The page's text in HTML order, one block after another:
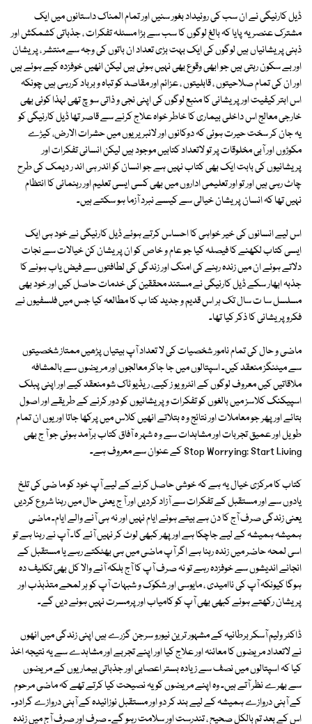
ڈیل کارنیگی نے ان سب کی روئیداد بغور سنیں اور تمام المناک داستانوں میں ایک
مشترک عنصر یہ پایا کہ بالغ لوگوں کا سب سے بڑا مسئلہ تفکرات ، جذباتی کشمکش اور
ذہنی پریشانیاں ہیں لوگوں کی ایک بہت بڑی تعداد ان باتوں کی وجہ سے منتشر ، پریشان
اور بے سکون رہتی ہیں جو ابھی وقوع بھی نہیں ہوئی ہیں لیکن انھیں خوفزدہ کیے ہوئے ہیں
اور ان کی تمام صلاحیتوں ، قابلیتوں ، عزائم اور مقاصد کو تباہ و برباد کررہی ہیں چونکہ
اس ابتر کیفیت اور پریشانی کا منبع لوگوں کی اپنی نجی و ذاتی سو چ تھی لہذا کوئی بھی
خارجی معالج اس داخلی بیماری کا خاطر خواہ علاج کرنے سے قاصر تھا ڈیل کارنیگی کو
یہ جان کر سخت حیرت ہوئی کہ دوکانوں اور لائبریریوں میں حشرات الارض، کیڑے
مکوڑوں اور آبی مخلوقات پر تو لاتعداد کتابیں موجود ہیں لیکن انسانی تفکرات اور
پریشانیوں کی بابت ایک بھی کتاب نہیں ہے جو انسان کو اندر ہی اند ر دیمک کی طرح
چاٹ رہی ہیں اور تو اور تعلیمی اداروں میں بھی کسی ایسی تعلیم اور رہنمائی کا انتظام
نہیں تھا کہ انسان پریشان خیالی سے کیسے نبرد آزما ہو سکتے ہیں۔
اس لیے انسانوں کی خیر خواہی کا احساس کرتے ہوئے ڈیل کارنیگی نے خود ہی ایک
ایسی کتاب لکھنے کا فیصلہ کیا جو عام و خاص کو ان پریشان کن خیالات سے نجات
دلاتے ہوئے ان میں زندہ رہنے کی امنگ اور زندگی کی لطافتوں سے فیض یاب ہونے کا
جذبہ ابھار سکے ڈیل کارنیگی نے مستند محققین کی خدمات حاصل کیں اور خود بھی
مسلسل سا ت سال تک ہر اس قدیم و جدید کتا ب کا مطالعہ کیا جس میں فلسفیوں نے
فکرو پریشانی کا ذکر کیا تھا۔
ماضی و حال کی تمام نامور شخصیات کی لا تعداد آپ بیتیاں پڑھیں ممتاز شخصیتوں
سے میٹنگز منعقد کیں۔ اسپتالوں میں جا جاکر معالجوں اور مریضوں سے بالمشافہ
ملاقاتیں کیں معروف لوگوں کے انٹرویو ز کیے، ریڈیو ٹاک شو منعقد کیے اور اپنی پبلک
اسپیکنگ کلاسز میں بالغوں کو تفکرات و پریشانیوں کو دور کرنے کے طریقے اور اصول
بتائے اور پھر جو معاملات اور نتائج و ہ بتلاتے انھیں کلاس میں پرکھا جاتا اور یوں ان تمام
طویل اور عمیق تجربات اور مشاہدات سے و ہ شہر ہ آفاق کتاب برآمد ہوئی جو آ ج بھی
Stop Worrying: Start Living کے عنوان سے معروف ہے۔
کتاب کا مرکزی خیال یہ ہے کہ خوشی حاصل کرنے کے لیے آپ خود کو ما ضی کی تلخ
یادوں سے اور مستقبل کے تفکرات سے آزاد کردیں اور آ ج یعنی حال میں رہنا شروع کردیں
یعنی زندگی صرف آج کا دن ہے بیتے ہوئے ایام نہیں اور نہ ہی آنے والے ایام۔ ماضی
ہمیشہ ہمیشہ کے لیے جاچکا ہے اور پھر کبھی لوٹ کر نہیں آئے گا۔ آپ نے رہنا ہے تو
اسی لمحہ حاضر میں زندہ رہنا ہے اگر آپ ماضی میں ہی بھٹکتے رہے یا مستقبل کے
انجانے اندیشوں سے خوفزدہ رہے تو نہ صرف آپ کا آج بلکہ آنے والا کل بھی تکلیف دہ
ہوگا کیونکہ آپ کی ناامیدی ، مایوسی اور شکوک و شبہات آپ کو ہر لمحے متذبذب اور
پریشان رکھتے ہوئے کبھی بھی آپ کو کامیاب اور پرمسرت نہیں ہونے دیں گے۔
ڈاکٹر ولیم آسکر برطانیہ کے مشہور ترین نیورو سرجن گزرے ہیں اپنی زندگی میں انھوں
نے لاتعداد مریضوں کا معائنہ اور علاج کیا اور اپنے تجربے اور مشاہدے سے یہ نتیجہ اخذ
کیا کہ اسپتالوں میں نصف سے زیادہ بستر اعصابی اور جذباتی بیماریوں کے مریضوں
سے بھرے نظر آتے ہیں۔ وہ اپنے مریضوں کو یہ نصیحت کیا کرتے تھے کہ ماضی مرحوم
کے آہنی دروازے ہمیشہ کے لیے بند کر دو اور مستقبل نوزائیدہ کے آہنی دروازے گرادو۔
اس کے بعد تم بالکل صحیح ، تندرست اور سلامت رہو گے۔ صرف اور صرف آج میں زندہ